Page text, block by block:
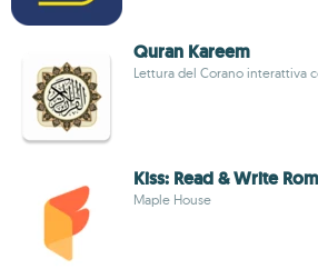
Quran Kareem
Lettura del Corano interattiva
Kiss: Read & Write
Maple House